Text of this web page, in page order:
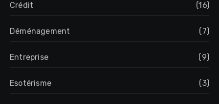
Crédit (16)
Déménagement (7)
Entreprise (9)
Esotérisme (3)